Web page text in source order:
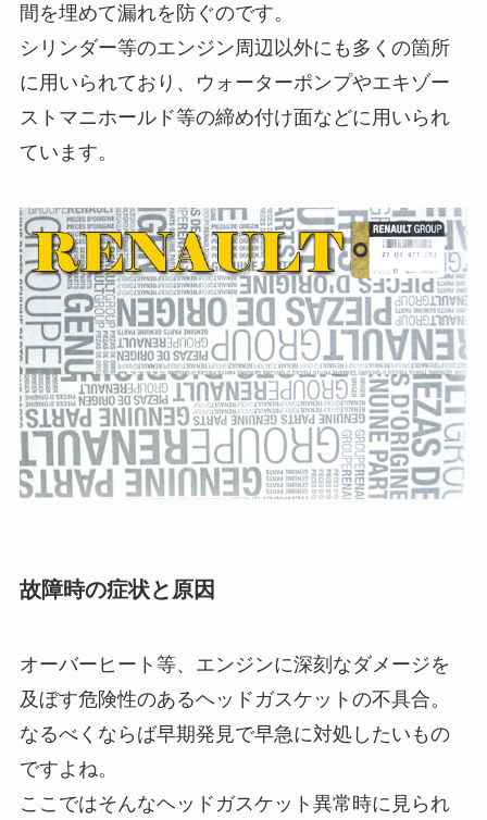
間を埋めて漏れを防ぐのです。
シリンダー等のエンジン周辺以外にも多くの箇所
に用いられており、ウォーターポンプやエキゾー
ストマニホールド等の締め付け面などに用いられ
ています。
故障時の症状と原因
オーバーヒート等、エンジンに深刻なダメージを
及ぼす危険性のあるヘッドガスケットの不具合。
なるべくならば早期発見で早急に対処したいもの
ですよね。
ここではそんなヘッドガスケット異常時に見られ